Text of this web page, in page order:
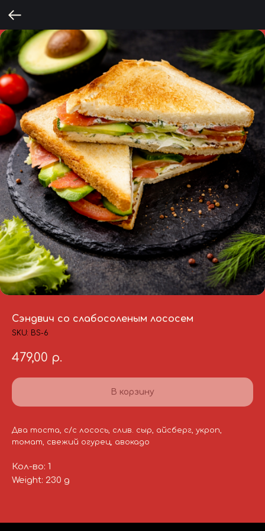
Сэндвич со слабосоленым лососем
SKU: BS-6
479,00 р.
В корзину
Два тоста, с/с лосось, слив. сыр, айсберг, укроп,
томат, свежий огурец, авокадо
Кол-во: 1
Weight: 230 g